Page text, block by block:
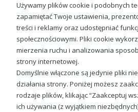
OBSŁUGA KLIENTA
Używamy plików cookie i podobnych
zapamiętać Twoje ustawienia,
treści i reklamy oraz udostępniać
społecznościowymi. Pliki cookie
mierzenia ruchu i analizowania
strony internetowej.
Domyślnie włączone są jedynie pliki
działania strony. Poniżej możesz
rodzaje plików, klikając “Zaakceptuj
ich używania (z wyjątkiem